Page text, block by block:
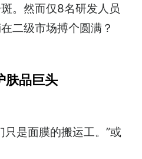
。然而仅8名研发人员
二级市场搏个圆满？
肤品巨头
只是面膜的搬运工。”或